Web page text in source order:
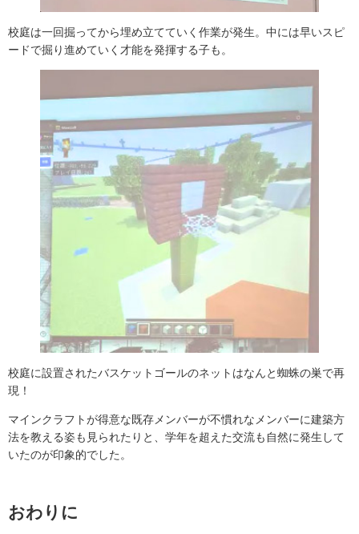
校庭は一回掘ってから埋め立てていく作業が発生。中には早いスピ
ードで掘り進めていく才能を発揮する子も。
校庭に設置されたバスケットゴールのネットはなんと蜘蛛の巣で再
現！
マインクラフトが得意な既存メンバーが不慣れなメンバーに建築方
法を教える姿も見られたりと、学年を超えた交流も自然に発生して
いたのが印象的でした。
おわりに